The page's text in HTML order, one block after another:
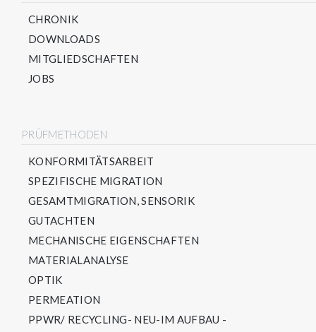
CHRONIK
DOWNLOADS
MITGLIEDSCHAFTEN
JOBS
PRÜFMETHODEN
KONFORMITÄTSARBEIT
SPEZIFISCHE MIGRATION
GESAMTMIGRATION, SENSORIK
GUTACHTEN
MECHANISCHE EIGENSCHAFTEN
MATERIALANALYSE
OPTIK
PERMEATION
PPWR/ RECYCLING- NEU-IM AUFBAU -